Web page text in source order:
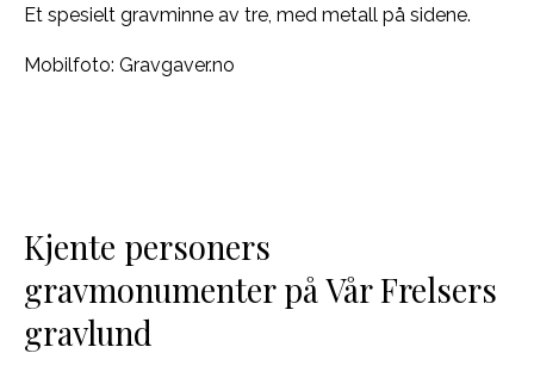
Et spesielt gravminne av tre, med metall på sidene.
Mobilfoto: Gravgaver.no
Kjente personers
gravmonumenter på Vår Frelsers
gravlund